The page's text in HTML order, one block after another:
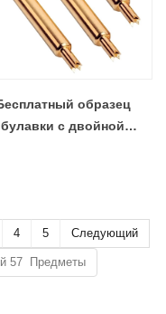
образец
булавки с двойной
4 5 Следующий
57 Предметы